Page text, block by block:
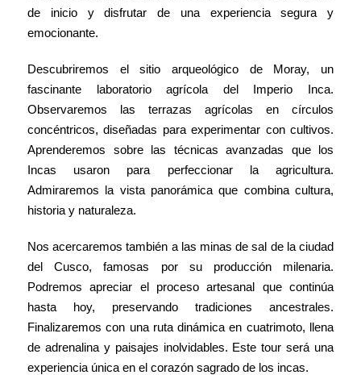
de inicio y disfrutar de una experiencia segura y
emocionante.
Descubriremos el sitio arqueológico de Moray, un
fascinante laboratorio agrícola del Imperio Inca.
Observaremos las terrazas agrícolas en círculos
concéntricos, diseñadas para experimentar con cultivos.
Aprenderemos sobre las técnicas avanzadas que los
Incas usaron para perfeccionar la agricultura.
Admiraremos la vista panorámica que combina cultura,
historia y naturaleza.
Nos acercaremos también a las minas de sal de la ciudad
del Cusco, famosas por su producción milenaria.
Podremos apreciar el proceso artesanal que continúa
hasta hoy, preservando tradiciones ancestrales.
Finalizaremos con una ruta dinámica en cuatrimoto, llena
de adrenalina y paisajes inolvidables. Este tour será una
experiencia única en el corazón sagrado de los incas.